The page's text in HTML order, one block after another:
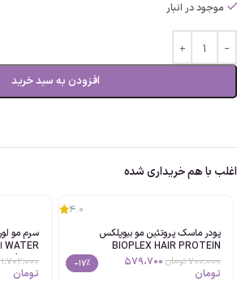
موجود در انبار
افزودن به سبد خرید
اغلب با هم خریداری شده
4.0
پودر ماسک پروتئین مو بیوپلکس
BIOPLEX HAIR PROTEIN
حجم100gr اصل
700،000تومان 579،700
تومان
-17%
حجم200ml اصل
1،702،000
تومان